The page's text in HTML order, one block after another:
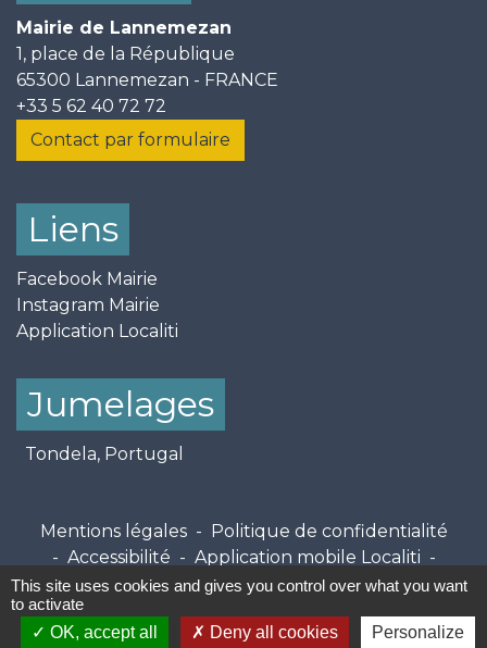
Mairie de Lannemezan
1, place de la République
65300 Lannemezan - FRANCE
+33 5 62 40 72 72
Contact par formulaire
Liens
Facebook Mairie
Instagram Mairie
Application Localiti
Jumelages
Tondela, Portugal
Mentions légales - Politique de confidentialité
- Accessibilité - Application mobile Localiti -
Plan du site - Gestion des cookies
Site créé en partenariat avec Réseau des Communes
This site uses cookies and gives you control over what you want
to activate
OK, accept all
Deny all cookies Personalize